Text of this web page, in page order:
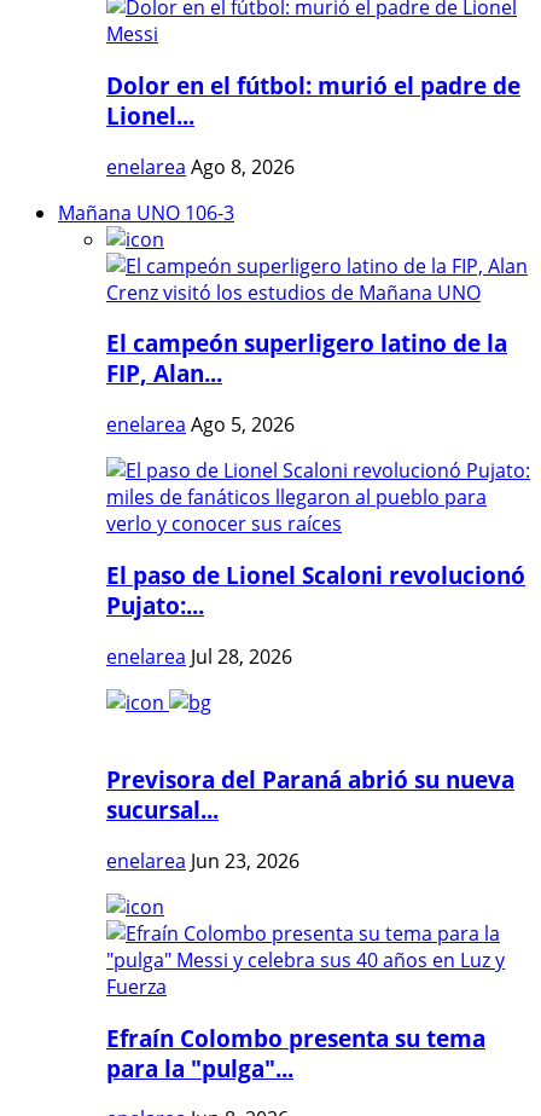
Dolor en el fútbol: murió el padre de
Lionel...
enelarea Ago 8, 2026
Mañana UNO 106-3
El campeón superligero latino de la
FIP, Alan...
enelarea Ago 5, 2026
El paso de Lionel Scaloni revolucionó
Pujato:...
enelarea Jul 28, 2026
Previsora del Paraná abrió su nueva
sucursal...
enelarea Jun 23, 2026
Efraín Colombo presenta su tema
para la "pulga"...